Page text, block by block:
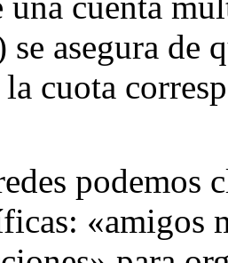
se asegura de
cuota
podemos
«amigos